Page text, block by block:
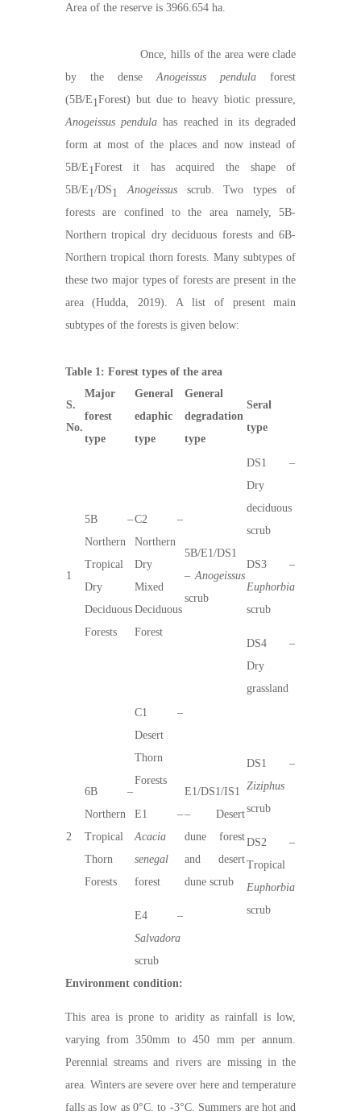
Area of the reserve is 3966.654 ha.
Once, hills of the area were clade
by the denseAnogeissus pendula forest
(5B/E1Forest) but due to heavy biotic pressure,
Anogeissus pendulahas reached in its degraded
form at most of the places and now instead of
5B/E1Forest it has acquired the shape of
5B/E1/DS1Anogeissus scrub. Two types of
forests are confined to the area namely, 5B-
Northern tropical dry deciduous forests and 6B-
Northern tropical thorn forests. Many subtypes of
these two major types of forests are present in the
area (Hudda, 2019). A list of present main
subtypes of the forests is given below:
Table 1: Forest types of the area
S.
No.
Major
forest
type
General
edaphic
type
General
degradation
type
Seral
type
1
5B –
Northern
Tropical
Dry
Deciduous
Forests
C2 –
Northern
Dry
Mixed
Deciduous
Forest
5B/E1/DS1
–Anogeissus
scrub
DS1 –
Dry
deciduous
scrub
DS3 –
Euphorbia
scrub
DS4 –
Dry
grassland
2
6B –
Northern
Tropical
Thorn
Forests
C1 –
Desert
Thorn
Forests
E1 –
Acacia
senegal
forest
E4 –
Salvadora
scrub
E1/DS1/IS1
– Desert
dune forest
and desert
dune scrub
DS1 –
Ziziphus
scrub
DS2 –
Tropical
Euphorbia
scrub
Environment condition:
This area is prone to aridity as rainfall is low,
varying from 350mm to 450 mm per annum.
Perennial streams and rivers are missing in the
area. Winters are severe over here and temperature
falls as low as 0°C. to -3°C. Summers are hot and